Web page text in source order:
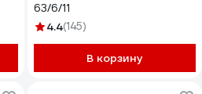
63/6/11
4.4(145)
В корзину